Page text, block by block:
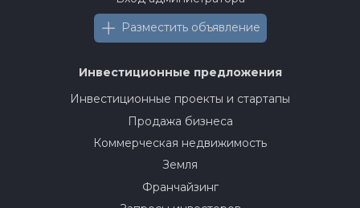
Разместить объявление
Инвестиционные предложения
Инвестиционные проекты и стартапы
Продажа бизнеса
Коммерческая недвижимость
Земля
Франчайзинг